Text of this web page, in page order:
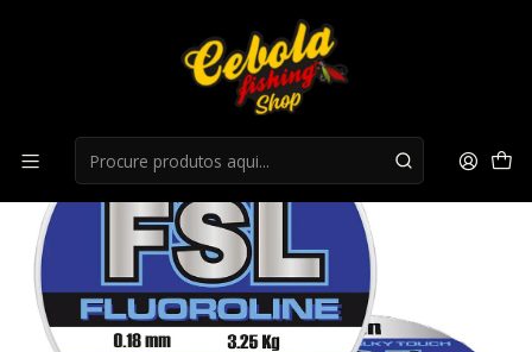
Fio Asari Fsl Fluoroline 150M